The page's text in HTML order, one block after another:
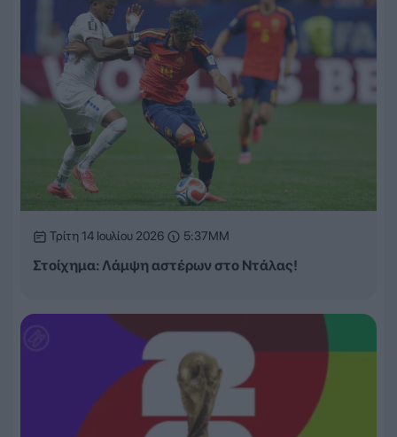
Τρίτη 14 Ιουλίου 2026 5:37ΜΜ
Στοίχημα: Λάμψη αστέρων στο Ντάλας!